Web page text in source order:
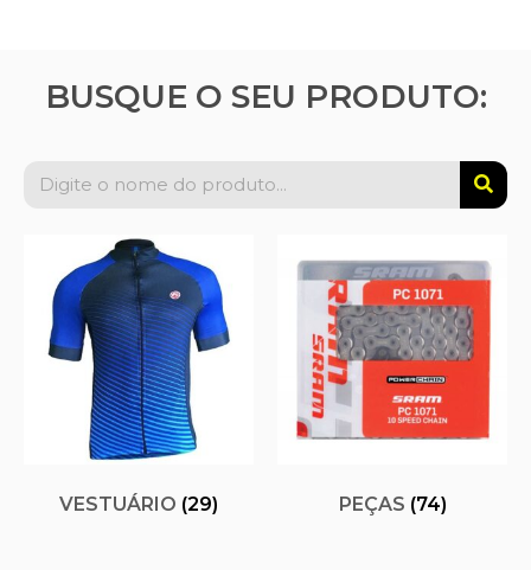
BUSQUE O SEU PRODUTO:
VESTUÁRIO (29) PEÇAS (74)